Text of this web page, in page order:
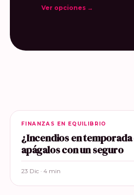
Ver opciones →
FINANZAS EN EQUILIBRIO
¿Incendios en
apágalos con un seguro
23 Dic · 4 min